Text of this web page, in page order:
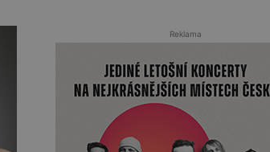
Reklama